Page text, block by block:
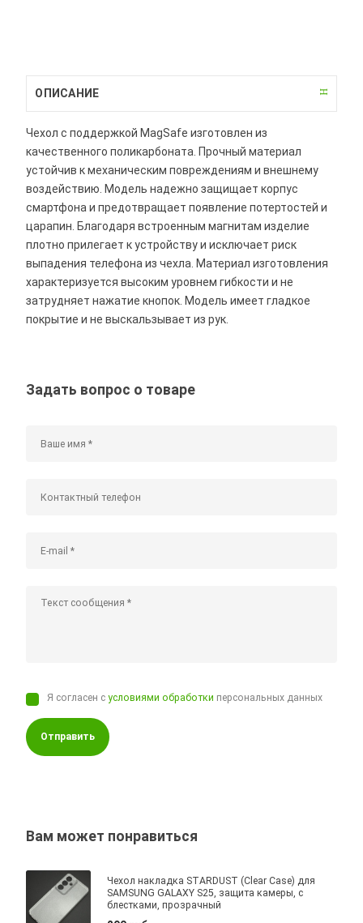
ОПИСАНИЕ
Чехол с поддержкой MagSafe изготовлен из
качественного поликарбоната. Прочный материал
устойчив к механическим повреждениям и внешнему
воздействию. Модель надежно защищает корпус
смартфона и предотвращает появление потертостей и
царапин. Благодаря встроенным магнитам изделие
плотно прилегает к устройству и исключает риск
выпадения телефона из чехла. Материал изготовления
характеризуется высоким уровнем гибкости и не
затрудняет нажатие кнопок. Модель имеет гладкое
покрытие и не выскальзывает из рук.
Задать вопрос о товаре
Я согласен сусловиями обработки персональных данных
Отправить
Вам может понравиться
Чехол накладка STARDUST (Clear Case) для
SAMSUNG GALAXY S25, защита камеры, с
блестками, прозрачный